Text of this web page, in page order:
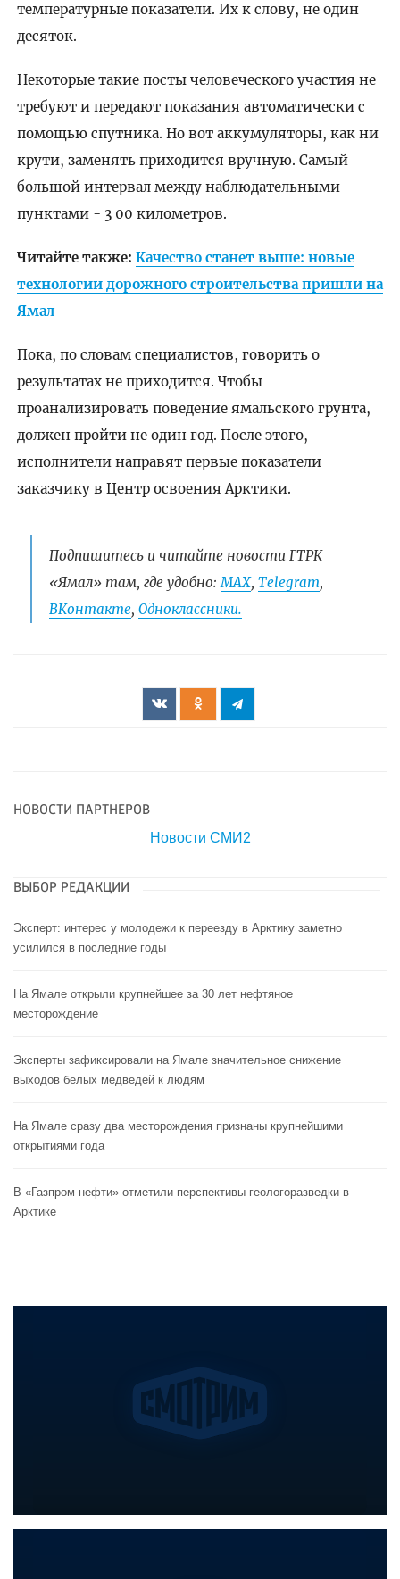
температурные показатели. Их к слову, не один
десяток.
Некоторые такие посты человеческого участия не
требуют и передают показания автоматически с
помощью спутника. Но вот аккумуляторы, как ни
крути, заменять приходится вручную. Самый
большой интервал между наблюдательными
пунктами - 3 00 километров.
Читайте также: Качество станет выше: новые
технологии дорожного строительства пришли на
Ямал
Пока, по словам специалистов, говорить о
результатах не приходится. Чтобы
проанализировать поведение ямальского грунта,
должен пройти не один год. После этого,
исполнители направят первые показатели
заказчику в Центр освоения Арктики.
Подпишитесь и читайте новости ГТРК
«Ямал» там, где удобно: МАХ, Telegram,
ВКонтакте, Одноклассники.
НОВОСТИ ПАРТНЕРОВ
Новости СМИ2
ВЫБОР РЕДАКЦИИ
Эксперт: интерес у молодежи к переезду в Арктику заметно
усилился в последние годы
На Ямале открыли крупнейшее за 30 лет нефтяное
месторождение
Эксперты зафиксировали на Ямале значительное снижение
выходов белых медведей к людям
На Ямале сразу два месторождения признаны крупнейшими
открытиями года
В «Газпром нефти» отметили перспективы геологоразведки в
Арктике